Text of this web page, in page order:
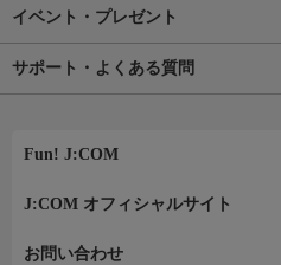
イベント・プレゼント
サポート・よくある質問
Fun! J:COM
J:COM オフィシャルサイト
お問い合わせ